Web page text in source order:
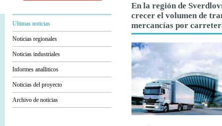
Ultimas noticias
Noticias regionales
Noticias industriales
Informes analliticos
Noticias del proyecto
Archivo de noticias
En la región de
crecer el volumen de
mercancías por